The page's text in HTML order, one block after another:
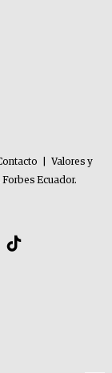
Valores y
Ecuador.